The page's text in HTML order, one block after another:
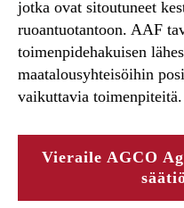
jotka ovat sitoutuneet
ruoantuotantoon. AAF
toimenpidehakuisen
maatalousyhteisöihin
vaikuttavia toimenpiteitä.
Vieraile AGCO